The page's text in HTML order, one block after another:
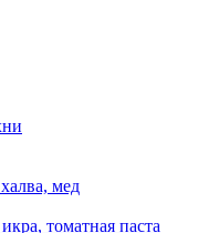
мед
томатная паста